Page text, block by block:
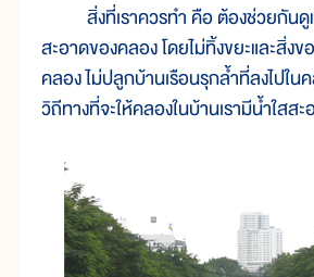
สิ่งที่เราควรทำ คือ ต้องช่วยกันดู
สะอาดของคลอง โดยไม่ทิ้งขยะและสิ่งข
คลอง ไม่ปลูกบ้านเรือนรุกล้ำที่ลงไปใ
วิถีทางที่จะให้คลองในบ้านเรามีน้ำใสส